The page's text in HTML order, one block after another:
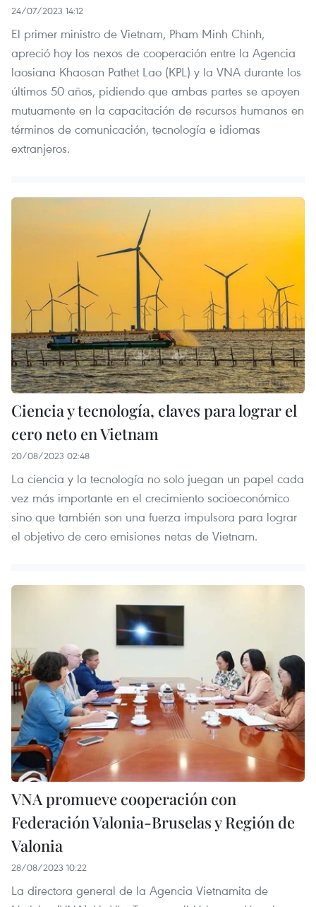
24/07/2023 14:12
El primer ministro de Vietnam, Pham Minh Chinh,
apreció hoy los nexos de cooperación entre la Agencia
laosiana Khaosan Pathet Lao (KPL) y la VNA durante los
últimos 50 años, pidiendo que ambas partes se apoyen
mutuamente en la capacitación de recursos humanos en
términos de comunicación, tecnología e idiomas
extranjeros.
Ciencia y tecnología, claves para lograr el
cero neto en Vietnam
20/08/2023 02:48
La ciencia y la tecnología no solo juegan un papel cada
vez más importante en el crecimiento socioeconómico
sino que también son una fuerza impulsora para lograr
el objetivo de cero emisiones netas de Vietnam.
VNA promueve cooperación con
Federación Valonia-Bruselas y Región de
Valonia
28/08/2023 10:22
La directora general de la Agencia Vietnamita de